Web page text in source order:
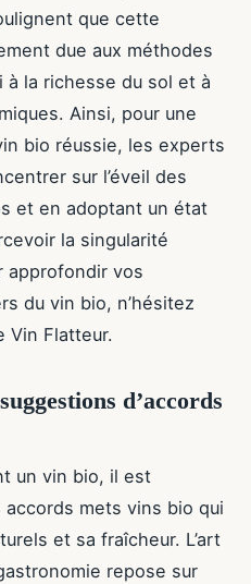
que cette
due aux méthodes
à la richesse du sol et à
Ainsi, pour une
bio réussie, les experts
sur l’éveil des
et en adoptant un état
la singularité
approfondir vos
du vin bio, n’hésitez
Vin Flatteur.
d’accords
un vin bio, il est
mets vins bio qui
et sa fraîcheur. L’art
repose sur